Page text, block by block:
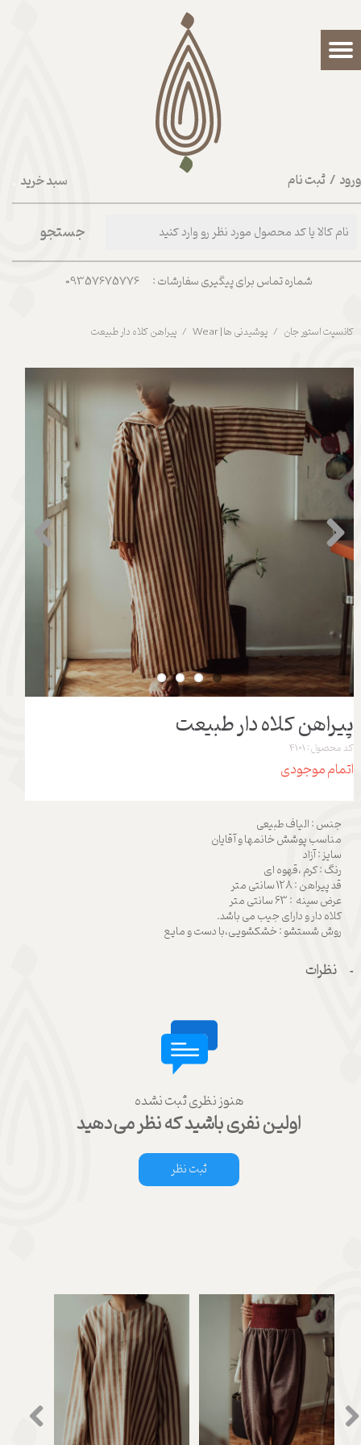
سبد خرید / ثبت نام
حساب کاربری من
تغییر گذر واژه
شماره تماس برای پیگیری سفارشات : 09357675776
جستجو
کانسپت استور جان پوشیدنی ها | Wear پیراهن کلاه دار طبیعت
پیراهن کلاه دار طبیعت
کد محصول: 4101
اتمام موجودی
جنس : الیاف طبیعی
مناسب پوشش خانمها و آقایان
سایز : آزاد
رنگ : کرم ،قهوه ای
قد پیراهن : 128 سانتی متر
عرض سینه : 63 سانتی متر
کلاه دار و دارای جیب می باشد.
روش شستشو : خشکشویی،با دست و مایع
نظرات
هنوز نظری ثبت نشده
اولین نفری باشید که نظر می‌دهید
ثبت نظر